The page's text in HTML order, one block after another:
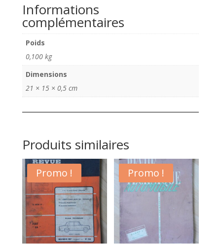
découvrir
la
nouvelle
Audi
A3
2012
Informations
complémentaires
Poids
0,100 kg
Dimensions
21 × 15 × 0,5 cm
Produits similaires
Promo ! Promo !